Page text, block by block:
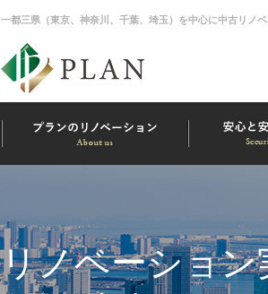
一都三県（東京、神奈川、千葉、埼玉）を中心に中古リノ
リノベーショ